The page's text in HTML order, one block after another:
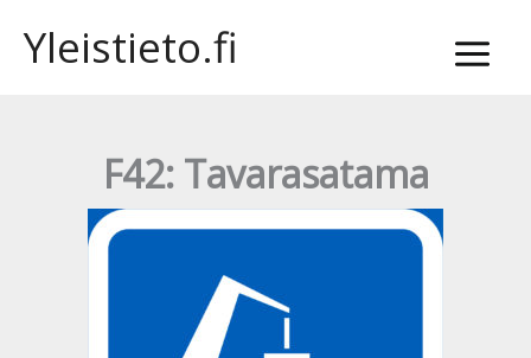
sisältöön
Yleistieto.fi
F42: Tavarasatama